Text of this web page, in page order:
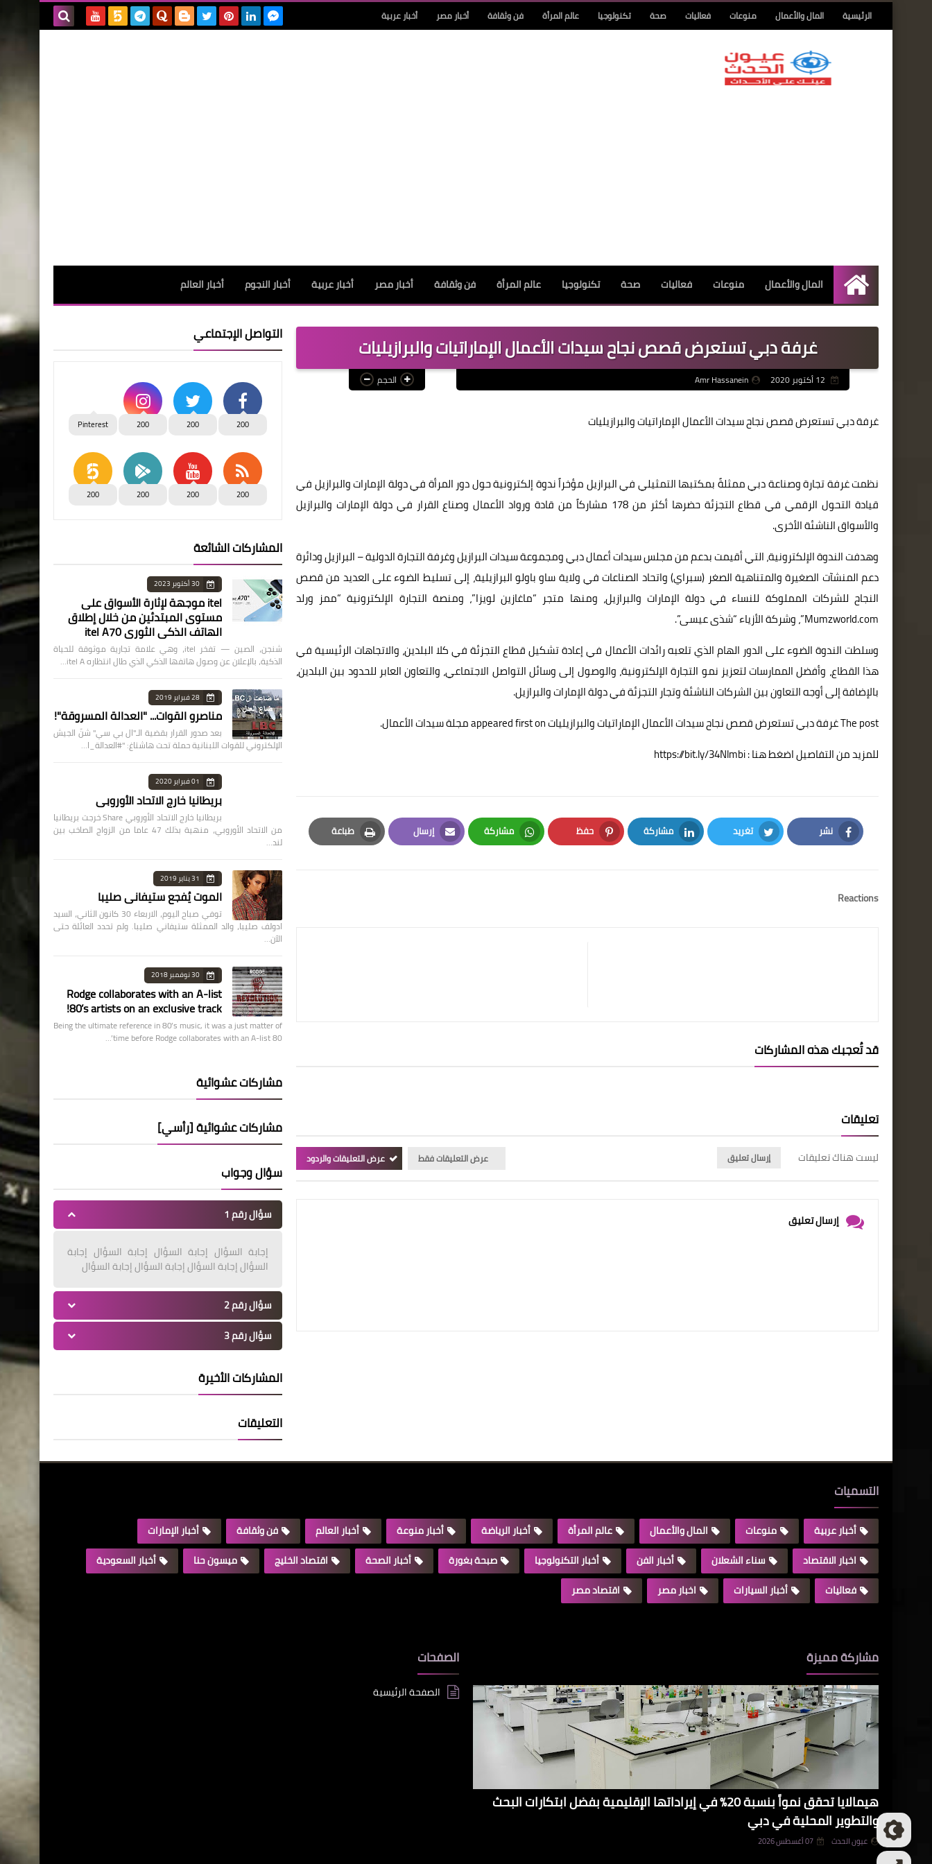
الرئيسية المال والأعمال منوعات فعاليات صحة تكنولوجيا عالم المرأة فن وثقافة أخبار مصر أخبار عربية
الرئيسية
المال والأعمال منوعات فعاليات صحة تكنولوجيا عالم المرأة فن وثقافة أخبار مصر أخبار عربية أخبار النجوم أخبار العالم
غرفة دبي تستعرض قصص نجاح سيدات الأعمال الإماراتيات والبرازيليات
Amr Hassanein الحجم
غرفة دبي تستعرض قصص نجاح سيدات الأعمال الإماراتيات والبرازيليات
نظمت غرفة تجارة وصناعة دبي ممثلةً بمكتبها التمثيلي في البرازيل مؤخراً ندوة إلكترونية حول دور المرأة في دولة الإمارات والبرازيل في
قيادة التحول الرقمي في قطاع التجزئة حضرها أكثر من 178 مشاركاً من قادة ورواد الأعمال وصناع القرار في دولة الإمارات والبرازيل
والأسواق الناشئة الأخرى.
وهدفت الندوة الإلكترونية، التي أقيمت بدعم من مجلس سيدات أعمال دبي ومجموعة سيدات البرازيل وغرفة التجارة الدولية – البرازيل ودائرة
دعم المنشآت الصغيرة والمتناهية الصغر (سبراي) واتحاد الصناعات في ولاية ساو باولو البرازيلية، إلى تسليط الضوء على العديد من قصص
النجاح للشركات المملوكة للنساء في دولة الإمارات والبرازيل، ومنها متجر “ماغازين لويزا”، ومنصة التجارة الإلكترونية “ممز ورلد
Mumzworld.com”، وشركة الأزياء “شذى عيسى”.
وسلطت الندوة الضوء على الدور الهام الذي تلعبه رائدات الأعمال في إعادة تشكيل قطاع التجزئة في كلا البلدين، والاتجاهات الرئيسية في
هذا القطاع، وأفضل الممارسات لتعزيز نمو التجارة الإلكترونية، والوصول إلى وسائل التواصل الاجتماعي، والتعاون العابر للحدود بين البلدين،
بالإضافة إلى أوجه التعاون بين الشركات الناشئة وتجار التجزئة في دولة الإمارات والبرازيل.
The postغرفة دبي تستعرض قصص نجاح سيدات الأعمال الإماراتيات والبرازيليات مجلة سيدات الأعمال.
للمزيد من التفاصيل اضغط هنا : https://bit.ly/34Nlmbi
نشر
Facebook
تغريد
Twitter
مشاركة
LinkedIn
حفظ
Pinterest
مشاركة
Whatsapp
إرسال
Email
طباعة
Print
Reactions
قد تُعجبك هذه المشاركات
تعليقات
ليست هناك تعليقات إرسال تعليق عرض التعليقات فقط عرض التعليقات والردود
إرسال تعليق
التواصل الإجتماعي
200
200
200
Pinterest
200
200
200
200
المشاركات الشائعة
30 أكتوبر 2023
itel موجهة لإثارة الأسواق على
مستوى المبتدئين من خلال إطلاق
الهاتف الذكي الثوري itel A70
شنجن، الصين — تفخر itel، وهي علامة تجارية موثوقة للحياة
الذكية، بالإعلان عن وصول هاتفها الذكي الذي طال انتظاره itel A…
28 فبراير 2019
مناصرو القوات... "العدالة المسروقة"!
بعد صدور القرار بقضية الـ"ال بي سي" شنّ الجيش
الإلكتروني للقوات اللبنانية حملة تحت هاشتاغ: "#العدالة_ا…
01 فبراير 2020
بريطانيا خارج الاتحاد الأوروبي
بريطانيا خارج الاتحاد الأوروبي Share خرجت بريطانيا
من الاتحاد الأوروبي، منهية بذلك 47 عاما من الزواج الصاخب بين
لند…
31 يناير 2019
الموت يُفجع ستيفاني صليبا
توفي صباح اليوم، الاربعاء 30 كانون الثاني، السيد
ادولف صليبا، والد الممثلة ستيفاني صليبا. ولم تحدد العائلة حتى
الآن…
30 نوفمبر 2018
Rodge collaborates with an A-list
80’s artists on an exclusive track!
Being the ultimate reference in 80’s music, it was a just matter of
time before Rodge collaborates with an A-list 80’…
مشاركات عشوائية
مشاركات عشوائية [رأسي]
سؤال وجواب
سؤال رقم 1
إجابة السؤال إجابة السؤال إجابة السؤال إجابة
السؤال إجابة السؤال إجابة السؤال إجابة السؤال
سؤال رقم 2
سؤال رقم 3
المشاركات الأخيرة
التعليقات
التسميات
أخبار عربية منوعات المال والأعمال عالم المرأة أخبار الرياضة أخبار منوعة أخبار العالم فن وثقافة
أخبار الإمارات
اخبار الاقتصاد
سناء الشعلان أخبار الفن أخبار التكنولوجيا صبحة بغورة أخبار الصحة اقتصاد الخليج ميسون حنا
أخبار السعودية
فعاليات
أخبار السيارات اخبار مصر اقتصاد مصر
مشاركة مميزة
هيمالايا تحقق نمواً بنسبة 20% في إيراداتها الإقليمية بفضل ابتكارات البحث
والتطوير المحلية في دبي
عيون الحدث 07 أغسطس 2026
الصفحات
الصفحة الرئيسية